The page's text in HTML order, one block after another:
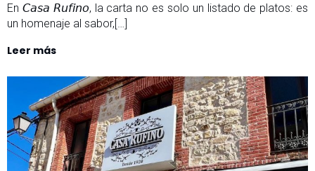
En 𝘊𝘢𝘴𝘢 𝘙𝘶𝘧𝘪𝘯𝘰, la carta no es solo un listado de platos: es
un homenaje al sabor,[…]
Leer más